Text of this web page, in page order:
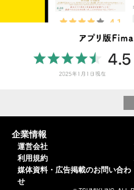
企業情報
運営会社
利用規約
媒体資料・広告掲載のお問い合わ
せ